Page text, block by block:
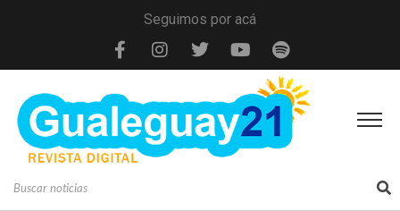
Seguimos por acá